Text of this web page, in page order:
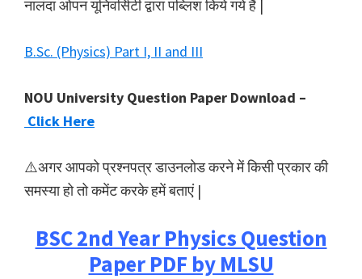
नालंदा ओपन यूनिवर्सिटी द्वारा पब्लिश किये गये हैं |
B.Sc. (Physics) Part I, II and III
NOU University Question Paper Download –
Click Here
⚠️अगर आपको प्रश्नपत्र डाउनलोड करने में किसी प्रकार की
समस्या हो तो कमेंट करके हमें बताएं |
BSC 2nd Year Physics Question
Paper PDF by MLSU